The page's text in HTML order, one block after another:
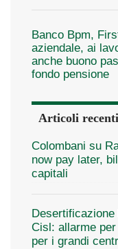
Banco Bpm,
aziendale, ai
anche buono
fondo pensione
Articoli recenti
Colombani su
now pay later,
capitali
Cisl: allarme
per i grandi